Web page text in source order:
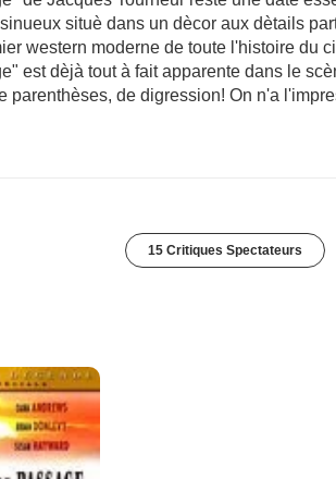
situè dans un dècor aux dètails
western moderne de toute l'histoire du
est dèjà tout à fait apparente dans le
parenthèses, de digression! On n'a
15 Critiques Spectateurs